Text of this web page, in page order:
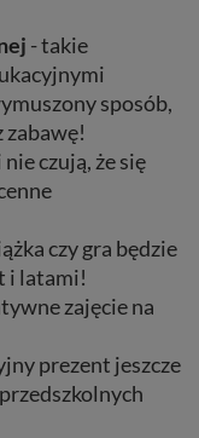
- takie
sposób,
zabawę!
nie czują, że się
czy gra będzie
i latami!
zajęcie na
prezent jeszcze